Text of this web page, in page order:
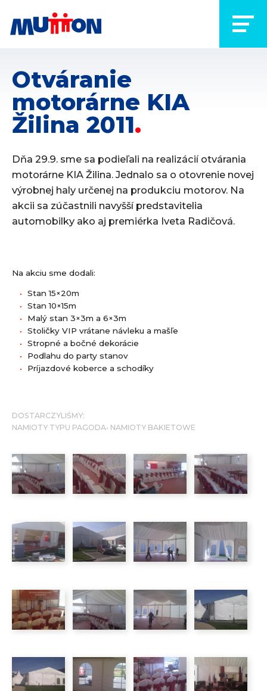
Otváranie
motorárne KIA
Žilina 2011
Dňa 29.9. sme sa podieľali na realizácií otvárania
motorárne KIA Žilina. Jednalo sa o otovrenie novej
výrobnej haly určenej na produkciu motorov. Na
akcii sa zúčastnili navyšší predstavitelia
automobilky ako aj premiérka Iveta Radičová.
Na akciu sme dodali:
Stan 15×20m
Stan 10×15m
Malý stan 3×3m a 6×3m
Stoličky VIP vrátane návleku a mašľe
Stropné a bočné dekorácie
Podlahu do party stanov
Príjazdové koberce a schodíky
DOSTARCZYLIŚMY:
NAMIOTY TYPU PAGODA NAMIOTY BAKIETOWE